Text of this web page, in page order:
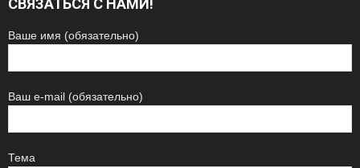
Ваше имя (обязательно)
Ваш e-mail (обязательно)
Тема